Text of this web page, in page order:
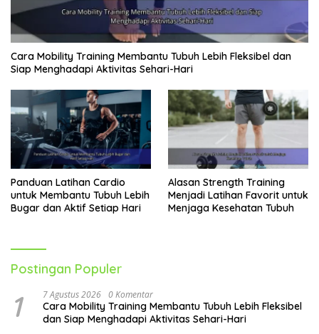
Cara Mobility Training Membantu Tubuh Lebih Fleksibel dan
Siap Menghadapi Aktivitas Sehari-Hari
Panduan Latihan Cardio
untuk Membantu Tubuh Lebih
Bugar dan Aktif Setiap Hari
Alasan Strength Training
Menjadi Latihan Favorit untuk
Menjaga Kesehatan Tubuh
Postingan Populer
1 7 Agustus 2026 0 Komentar
Cara Mobility Training Membantu Tubuh Lebih Fleksibel
dan Siap Menghadapi Aktivitas Sehari-Hari